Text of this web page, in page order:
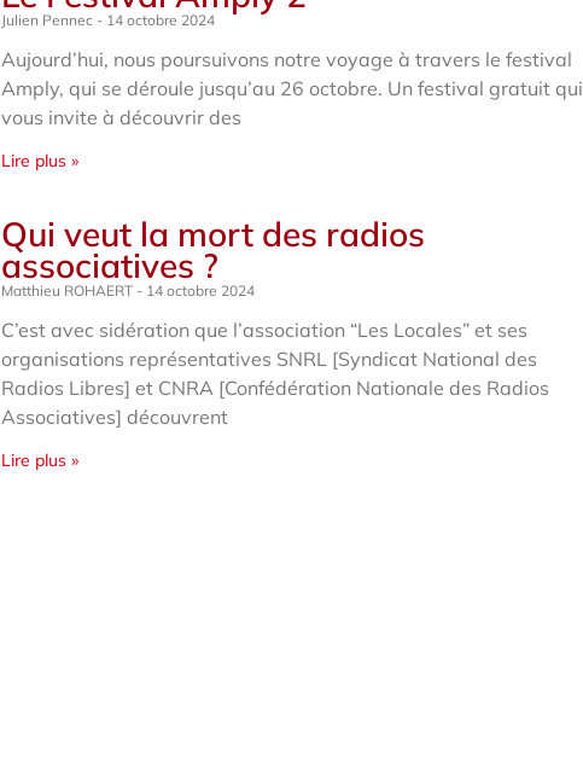
Julien Pennec 14 octobre 2024
Aujourd’hui, nous poursuivons notre voyage à travers le festival
Amply, qui se déroule jusqu’au 26 octobre. Un festival gratuit qui
vous invite à découvrir des
Lire plus »
Qui veut la mort des radios
associatives ?
Matthieu ROHAERT 14 octobre 2024
C’est avec sidération que l’association “Les Locales” et ses
organisations représentatives SNRL [Syndicat National des
Radios Libres] et CNRA [Confédération Nationale des Radios
Associatives] découvrent
Lire plus »